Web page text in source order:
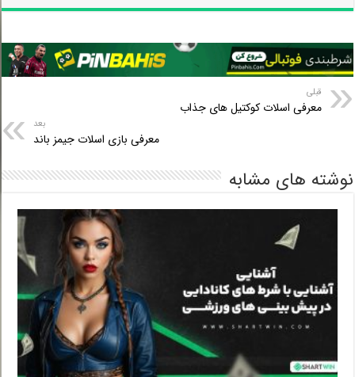
قبلی
معرفی اسلات کوکتیل های جذاب
معرفی بازی اسلات جیمز باند
های مشابه